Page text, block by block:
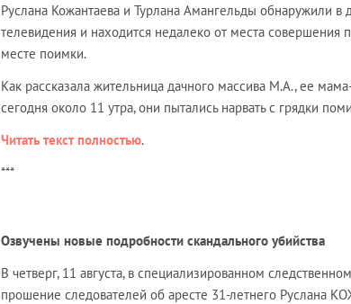
Руслана Кожантаева и Турлана Амангельды обнаружили в
телевидения и находится недалеко от места совершения
месте поимки.
Как рассказала жительница дачного массива М.А., ее
сегодня около 11 утра, они пытались нарвать с грядки
Читать текст полностью.
***
Озвучены новые подробности скандального убийства
В четверг, 11 августа, в специализированном
прошение следователей об аресте 31-летнего Руслана